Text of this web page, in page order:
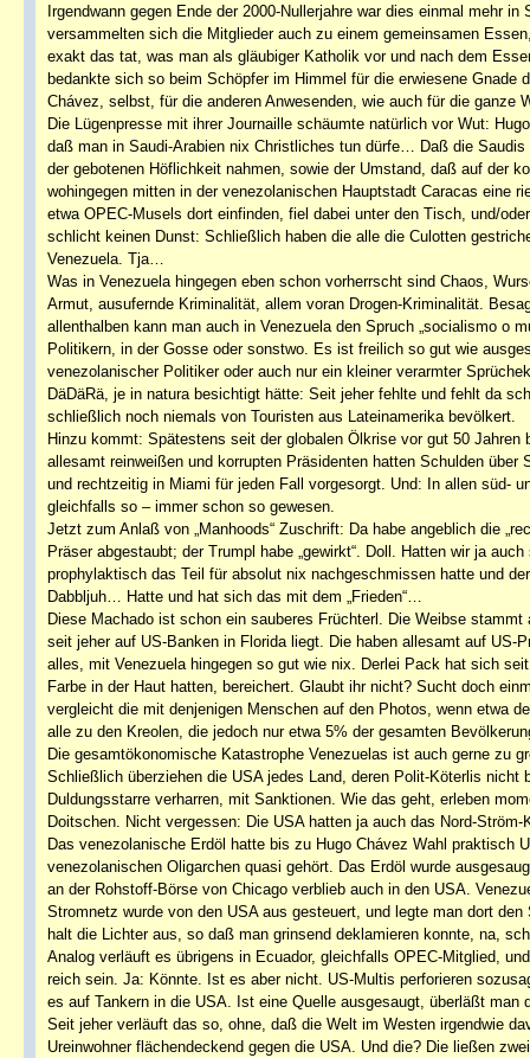
Irgendwann gegen Ende der 2000-Nullerjahre war dies einmal mehr
versammelten sich die Mitglieder auch zu einem gemeinsamen
exakt das tat, was man als gläubiger Katholik vor und nach dem
bedankte sich so beim Schöpfer im Himmel für die erwiesene
Chávez, selbst, für die anderen Anwesenden, wie auch für die ganze
Die Lügenpresse mit ihrer Journaille schäumte natürlich vor Wut:
daß man in Saudi-Arabien nix Christliches tun dürfe… Daß die
der gebotenen Höflichkeit nahmen, sowie der Umstand, daß auf der
wohingegen mitten in der venezolanischen Hauptstadt Caracas eine
etwa OPEC-Musels dort einfinden, fiel dabei unter den Tisch, und/
schlicht keinen Dunst: Schließlich haben die alle die Culotten
Venezuela. Tja…
Was in Venezuela hingegen eben schon vorherrscht sind Chaos,
Armut, ausufernde Kriminalität, allem voran Drogen-Kriminalität.
allenthalben kann man auch in Venezuela den Spruch „socialismo o
Politikern, in der Gosse oder sonstwo. Es ist freilich so gut wie
venezolanischer Politiker oder auch nur ein kleiner verarmter
DäDäRä, je in natura besichtigt hätte: Seit jeher fehlte und fehlt da
schließlich noch niemals von Touristen aus Lateinamerika bevölkert.
Hinzu kommt: Spätestens seit der globalen Ölkrise vor gut 50
allesamt reinweißen und korrupten Präsidenten hatten Schulden
und rechtzeitig in Miami für jeden Fall vorgesorgt. Und: In allen süd-
gleichfalls so – immer schon so gewesen.
Jetzt zum Anlaß von „Manhoods“ Zuschrift: Da habe angeblich die
Präser abgestaubt; der Trumpl habe „gewirkt“. Doll. Hatten wir ja
prophylaktisch das Teil für absolut nix nachgeschmissen hatte und
Dabbljuh… Hatte und hat sich das mit dem „Frieden“…
Diese Machado ist schon ein sauberes Früchterl. Die Weibse
seit jeher auf US-Banken in Florida liegt. Die haben allesamt auf
alles, mit Venezuela hingegen so gut wie nix. Derlei Pack hat sich
Farbe in der Haut hatten, bereichert. Glaubt ihr nicht? Sucht doch
vergleicht die mit denjenigen Menschen auf den Photos, wenn etwa
alle zu den Kreolen, die jedoch nur etwa 5% der gesamten
Die gesamtökonomische Katastrophe Venezuelas ist auch gerne zu
Schließlich überziehen die USA jedes Land, deren Polit-Köterlis
Duldungsstarre verharren, mit Sanktionen. Wie das geht, erleben
Doitschen. Nicht vergessen: Die USA hatten ja auch das Nord-
Das venezolanische Erdöl hatte bis zu Hugo Chávez Wahl praktisch
venezolanischen Oligarchen quasi gehört. Das Erdöl wurde
an der Rohstoff-Börse von Chicago verblieb auch in den USA.
Stromnetz wurde von den USA aus gesteuert, und legte man dort
halt die Lichter aus, so daß man grinsend deklamieren konnte, na,
Analog verläuft es übrigens in Ecuador, gleichfalls OPEC-Mitglied,
reich sein. Ja: Könnte. Ist es aber nicht. US-Multis perforieren
es auf Tankern in die USA. Ist eine Quelle ausgesaugt, überläßt
Seit jeher verläuft das so, ohne, daß die Welt im Westen irgendwie
Ureinwohner flächendeckend gegen die USA. Und die? Die ließen